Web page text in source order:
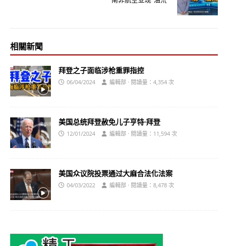
相關新聞
拜登之子面临涉枪重罪指控
06/04/2024 編輯部 · 閱讀量：4,354 次
美国总统拜登赦免儿子亨特·拜登
12/01/2024 編輯部 · 閱讀量：11,594 次
美国众议院投票通过大麻合法化法案
04/03/2022 編輯部 · 閱讀量：8,478 次